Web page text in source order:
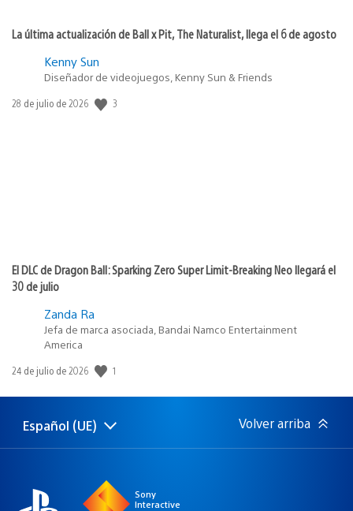
La última actualización de Ball x Pit, The Naturalist, llega el 6 de agosto
Kenny Sun
Diseñador de videojuegos, Kenny Sun & Friends
Fecha
28 de julio de 2026 3
El DLC de Dragon Ball: Sparking Zero Super Limit-Breaking Neo llegará el
30 de julio
Zanda Ra
Jefa de marca asociada, Bandai Namco Entertainment
America
Fecha
publicación:
24 de julio de 2026 1
Selecciona
una
Región
actual:
Español (UE) Volver arriba
Sony
Interactive